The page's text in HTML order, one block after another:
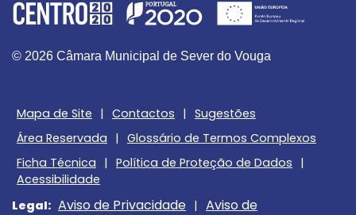
© 2026 Câmara Municipal de Sever do Vouga
Mapa de Site | Contactos | Sugestões
Área Reservada | Glossário de Termos Complexos
Ficha Técnica | Política de Proteção de Dados |
Acessibilidade
Legal: Aviso de Privacidade | Aviso de